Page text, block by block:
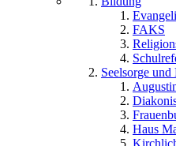
FAKS
Seelsorge
Haus